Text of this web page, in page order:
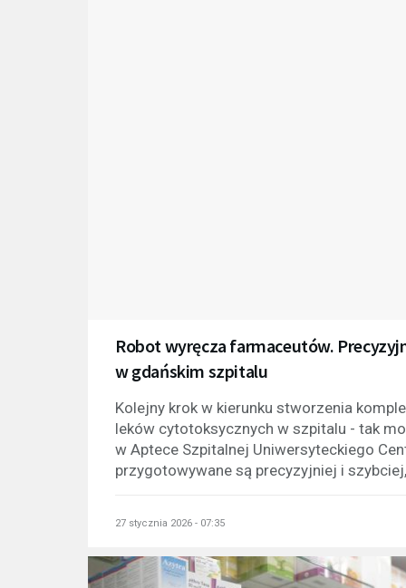
Robot wyręcza farmaceutów.
w gdańskim szpitalu
Kolejny krok w kierunku stworzenia
leków cytotoksycznych w szpitalu - tak
w Aptece Szpitalnej Uniwersyteckiego
przygotowywane są precyzyjniej i
27 stycznia 2026 - 07:35